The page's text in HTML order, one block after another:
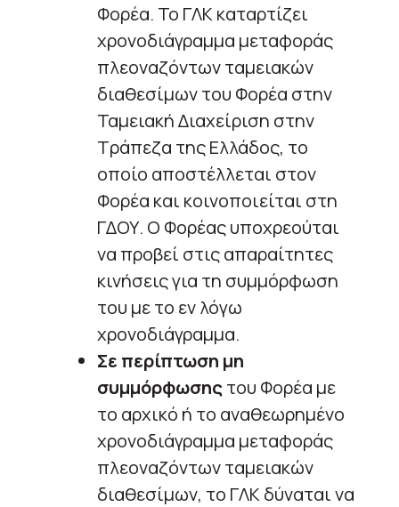
Φορέα. Το ΓΛΚ καταρτίζει
χρονοδιάγραμμα μεταφοράς
πλεοναζόντων ταμειακών
διαθεσίμων του Φορέα στην
Ταμειακή Διαχείριση στην
Τράπεζα της Ελλάδος, το
οποίο αποστέλλεται στον
Φορέα και κοινοποιείται στη
ΓΔΟΥ. Ο Φορέας υποχρεούται
να προβεί στις απαραίτητες
κινήσεις για τη συμμόρφωση
του με το εν λόγω
χρονοδιάγραμμα.
Σε περίπτωση μη
συμμόρφωσηςτου Φορέα με
το αρχικό ή το αναθεωρημένο
χρονοδιάγραμμα μεταφοράς
πλεοναζόντων ταμειακών
διαθεσίμων, το ΓΛΚ δύναται να